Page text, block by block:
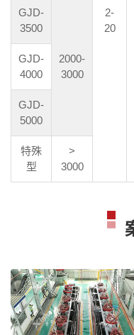
2-
20
GJD-
3500
2000-
3000
GJD-
4000
GJD-
5000
特殊
型
>
3000